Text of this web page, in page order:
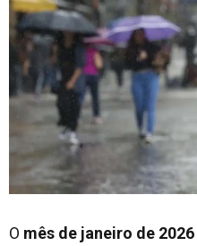
O mês de janeiro de